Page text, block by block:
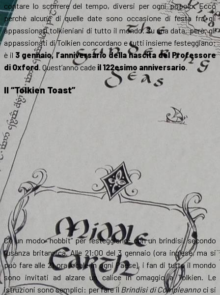
contare lo scorrere del tempo, diversi per ogni popolo. Ecco
perché alcune di quelle date sono occasione di festa fra gli
appassionati tolkieniani di tutto il mondo. Su una data, però, gli
appassionati di Tolkien concordano e tutti insieme festeggiano:
è il 3 gennaio, l’anniversario della nascita del Professore
di Oxford. Quest’anno cade il 122esimo anniversario.
Il “Tolkien Toast”
C’è un modo “hobbit” per festeggiarlo: con un brindisi, secondo
l’usanza britannica. Alle 21:00 del 3 gennaio (ora inglese, ma si
può fare alle 21 ora locale in ogni Paese), i fan di tutto il mondo
sono invitati ad alzare un calice in omaggio a Tolkien. Le
istruzioni sono semplici: per fare il Brindisi di Compleanno ci si